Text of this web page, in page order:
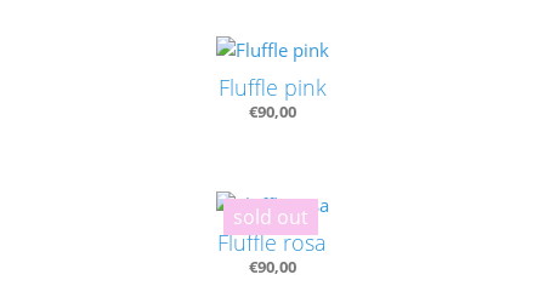
Fluffle pink
€90,00
sold out
Fluffle rosa
€90,00